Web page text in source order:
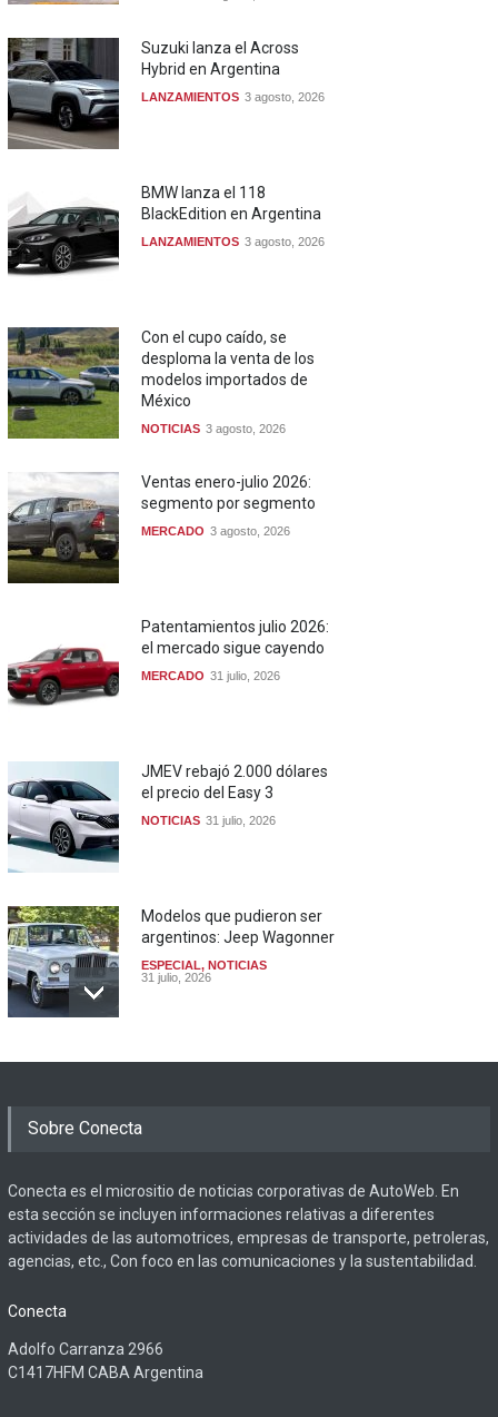
Suzuki lanza el Across
Hybrid en Argentina
LANZAMIENTOS 3 agosto, 2026
BMW lanza el 118
BlackEdition en Argentina
LANZAMIENTOS 3 agosto, 2026
Con el cupo caído, se
desploma la venta de los
modelos importados de
México
NOTICIAS 3 agosto, 2026
Ventas enero-julio 2026:
segmento por segmento
MERCADO 3 agosto, 2026
Patentamientos julio 2026:
el mercado sigue cayendo
MERCADO 31 julio, 2026
JMEV rebajó 2.000 dólares
el precio del Easy 3
NOTICIAS 31 julio, 2026
Modelos que pudieron ser
argentinos: Jeep Wagonner
ESPECIAL, NOTICIAS
31 julio, 2026
Sobre Conecta
Conecta es el micrositio de noticias corporativas de AutoWeb. En
esta sección se incluyen informaciones relativas a diferentes
actividades de las automotrices, empresas de transporte, petroleras,
agencias, etc., Con foco en las comunicaciones y la sustentabilidad.
Conecta
Adolfo Carranza 2966
C1417HFM CABA Argentina